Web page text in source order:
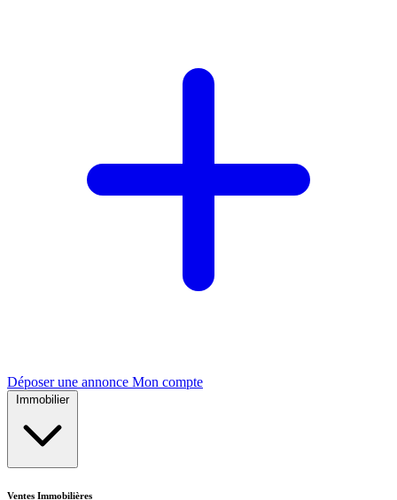
Déposer une annonce Mon compte
Immobilier
Ventes Immobilières